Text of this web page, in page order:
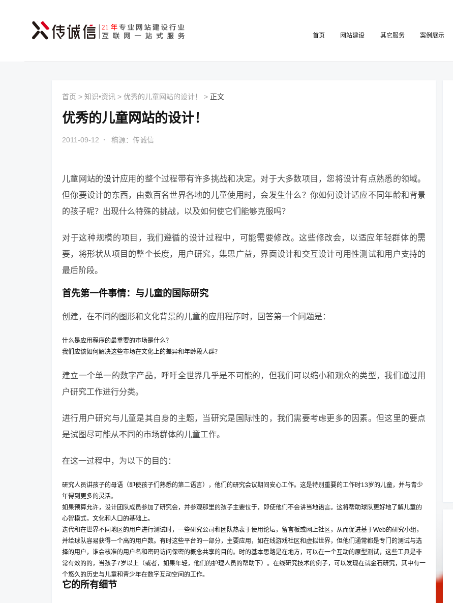
首页 网站建设 其它服务 案例展示
首页 > 知识•资讯 > 优秀的儿童网站的设计！ > 正文
优秀的儿童网站的设计！
2011-09-12 · 稿源：传诚信
儿童网站的设计应用的整个过程带有许多挑战和决定。对于大多数项目，您将设计有点熟悉的领域。
但你要设计的东西，由数百名世界各地的儿童使用时，会发生什么？你如何设计适应不同年龄和背景
的孩子呢？出现什么特殊的挑战，以及如何使它们能够克服吗？
对于这种规模的项目，我们遵循的设计过程中，可能需要修改。这些修改会，以适应年轻群体的需
要，将形状从项目的整个长度，用户研究，集思广益，界面设计和交互设计可用性测试和用户支持的
最后阶段。
首先第一件事情：与儿童的国际研究
创建，在不同的图形和文化背景的儿童的应用程序时，回答第一个问题是：
什么是应用程序的最重要的市场是什么？
我们应该如何解决这些市场在文化上的差异和年龄段人群？
建立一个单一的数字产品，呼吁全世界几乎是不可能的，但我们可以缩小和观众的类型，我们通过用
户研究工作进行分类。
进行用户研究与儿童是其自身的主题，当研究是国际性的，我们需要考虑更多的因素。但这里的要点
是试图尽可能从不同的市场群体的儿童工作。
在这一过程中，为以下的目的：
研究人员讲孩子的母语（即使孩子们熟悉的第二语言），他们的研究会议期间安心工作。这是特别重要的工作时13岁的儿童，并与青少
年得到更多的灵活。
如果预算允许，设计团队成员参加了研究会，并参观那里的孩子主要位于，即使他们不会讲当地语言。这将帮助球队更好地了解儿童的
心智模式，文化和人口的基础上。
迭代和在世界不同地区的用户进行测试时，一些研究公司和团队热衷于使用论坛，留言板或网上社区，从而促进基于Web的研究小组，
并给球队容易获得一个高的用户数。有时这些平台的一部分，主要应用，如在线游戏社区和虚拟世界，但他们通常都是专门的测试与选
择的用户，谁会核准的用户名和密码访问保密的概念共享的目的。时的基本思路是在地方，可以在一个互动的原型测试，这些工具是非
常有效的的，当孩子7岁以上（或者，如果年轻，他们的护理人员的帮助下）。在线研究技术的例子，可以发现在试金石研究，其中有一
个悠久的历史与儿童和青少年在数字互动空间的工作。
它的所有细节